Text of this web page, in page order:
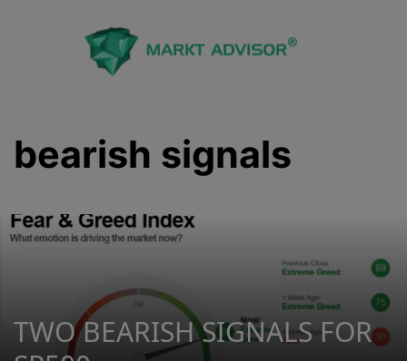
bearish signals
TWO BEARISH SIGNALS FOR